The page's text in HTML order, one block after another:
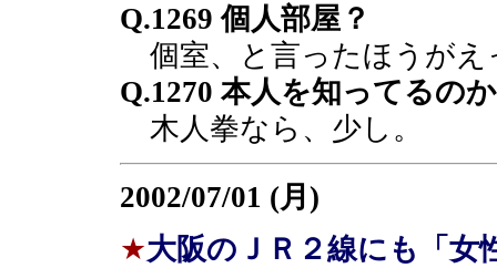
Q.1269 個人部屋？
個室、と言ったほうがえ
Q.1270 本人を知ってるの
木人拳なら、少し。
2002/07/01 (月)
★大阪のＪＲ２線にも「